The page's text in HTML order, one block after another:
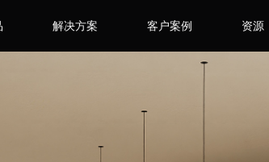
解决方案 客户案例 资源